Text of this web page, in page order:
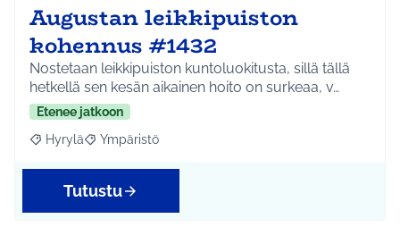
Augustan leikkipuiston
kohennus #1432
Nostetaan leikkipuiston kuntoluokitusta, sillä tällä
hetkellä sen kesän aikainen hoito on surkeaa, v…
Etenee jatkoon
Rajaa tulokset aihepiirin mukaan: Hyrylä
Hyrylä Rajaa tulokset teeman mukaan: Ympäristö
Ympäristö
Tutustu